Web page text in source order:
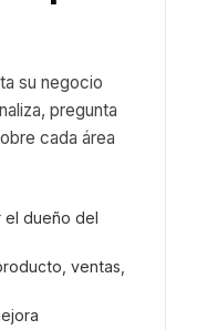
su negocio
pregunta
cada área
el dueño del
ventas,